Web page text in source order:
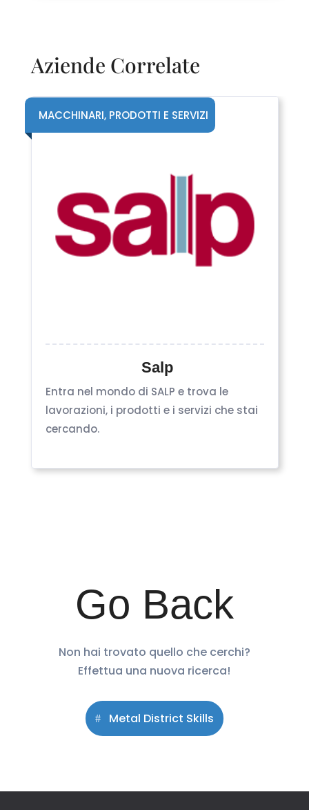
Aziende Correlate
Salp
Entra nel mondo di SALP e trova le
lavorazioni, i prodotti e i servizi che stai
cercando.
MACCHINARI, PRODOTTI E SERVIZI
Go Back
Non hai trovato quello che cerchi?
Effettua una nuova ricerca!
Metal District Skills